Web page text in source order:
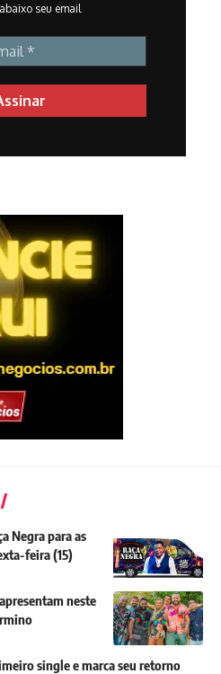
seu email
Negra para as
feira (15)
neste
single e marca seu retorno